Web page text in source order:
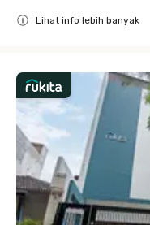
Lihat info lebih banyak